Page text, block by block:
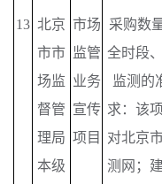
13 北京
市市
场监
督管
理局
本级
市场
监管
业务
宣传
项目
采购数量
全时段
监测的
求：该
对北京
测网；